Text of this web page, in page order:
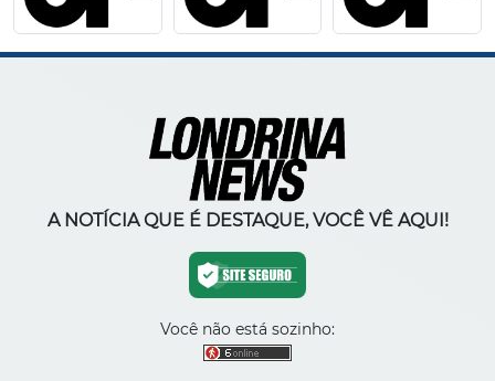
A NOTÍCIA QUE É DESTAQUE, VOCÊ VÊ AQUI!
Você não está sozinho: